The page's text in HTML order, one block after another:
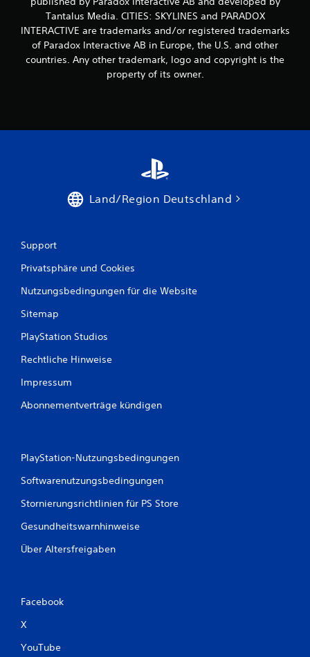
Tantalus Media. CITIES: SKYLINES and PARADOX
INTERACTIVE are trademarks and/or registered trademarks
of Paradox Interactive AB in Europe, the U.S. and other
countries. Any other trademark, logo and copyright is the
property of its owner.
Land/Region Deutschland
Support
Privatsphäre und Cookies
Nutzungsbedingungen für die Website
Sitemap
PlayStation Studios
Rechtliche Hinweise
Impressum
Abonnementverträge kündigen
PlayStation-Nutzungsbedingungen
Softwarenutzungsbedingungen
Stornierungsrichtlinien für PS Store
Gesundheitswarnhinweise
Über Altersfreigaben
Facebook
X
YouTube